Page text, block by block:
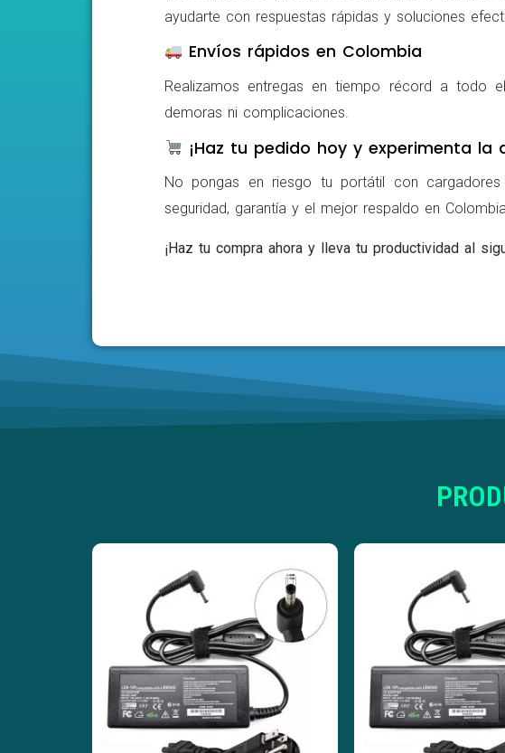
ayudarte con respuestas rápidas y soluciones
Envíos rápidos en Colombia
Realizamos entregas en tiempo récord a todo
demoras ni complicaciones.
¡Haz tu pedido hoy y experimenta la
No pongas en riesgo tu portátil con
seguridad, garantía y el mejor respaldo en
¡Haz tu compra ahora y lleva tu productividad al